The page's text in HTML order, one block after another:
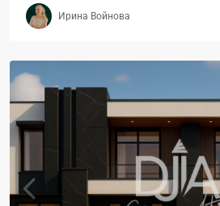
Ирина Войнова